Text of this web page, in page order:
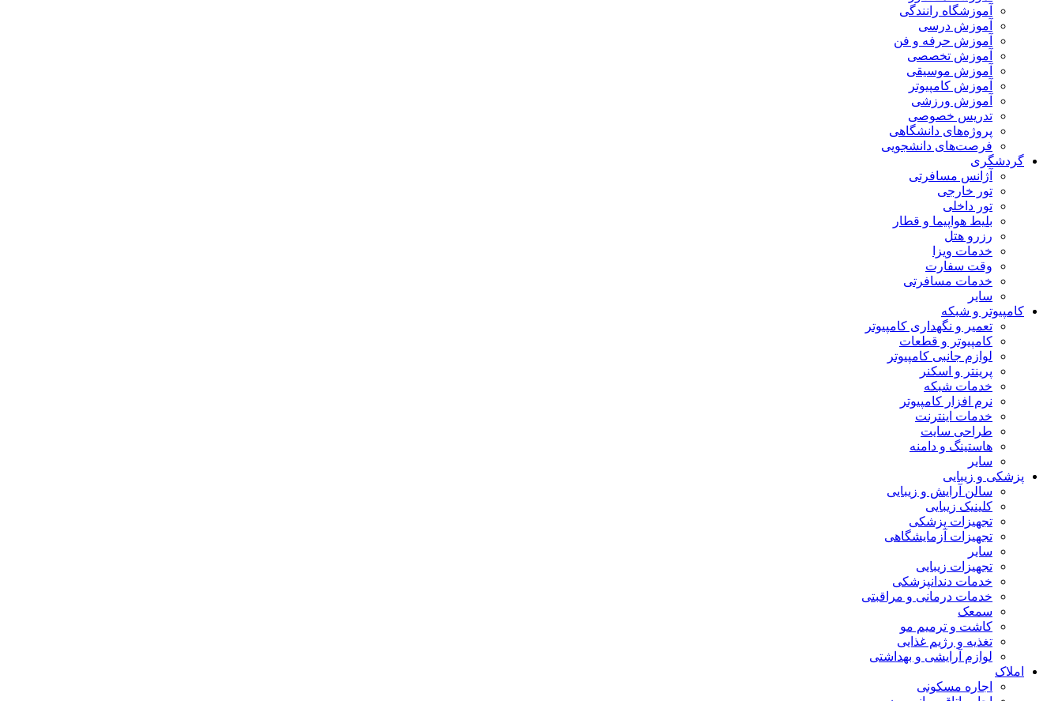
آموزشگاه رانندگی
آموزش درسی
آموزش حرفه و فن
آموزش تخصصی
آموزش موسیقی
آموزش کامپیوتر
آموزش ورزشی
تدریس خصوصی
پروژه‌های دانشگاهی
فرصت‌های دانشجویی
گردشگری
آژانس مسافرتی
تور خارجی
تور داخلی
بلیط هواپیما و قطار
رزرو هتل
خدمات ویزا
وقت سفارت
خدمات مسافرتی
سایر
کامپیوتر و شبکه
تعمیر و نگهداری کامپیوتر
کامپیوتر و قطعات
لوازم جانبی کامپیوتر
پرینتر و اسکنر
خدمات شبکه
نرم افزار کامپیوتر
خدمات اینترنت
طراحی سایت
هاستینگ و دامنه
سایر
پزشکی و زیبایی
سالن آرایش و زیبایی
کلینیک زیبایی
تجهیزات پزشکی
تجهیزات آزمایشگاهی
سایر
تجهیزات زیبایی
خدمات دندانپزشکی
خدمات درمانی و مراقبتی
سمعک
کاشت و ترمیم مو
تغذیه و رژیم غذایی
لوازم آرایشی و بهداشتی
املاک
اجاره مسکونی